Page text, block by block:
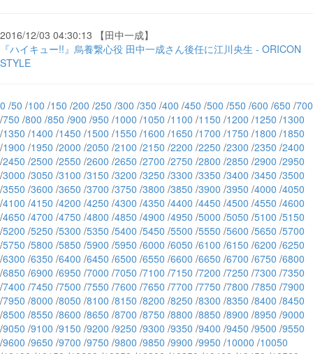
2016/12/03 04:30:13 【田中一成】
『ハイキュー!!』烏養繋心役 田中一成さん後任に江川央生 - ORICON
STYLE
0 /50 /100 /150 /200 /250 /300 /350 /400 /450 /500 /550 /600 /650 /700
/750 /800 /850 /900 /950 /1000 /1050 /1100 /1150 /1200 /1250 /1300
/1350 /1400 /1450 /1500 /1550 /1600 /1650 /1700 /1750 /1800 /1850
/1900 /1950 /2000 /2050 /2100 /2150 /2200 /2250 /2300 /2350 /2400
/2450 /2500 /2550 /2600 /2650 /2700 /2750 /2800 /2850 /2900 /2950
/3000 /3050 /3100 /3150 /3200 /3250 /3300 /3350 /3400 /3450 /3500
/3550 /3600 /3650 /3700 /3750 /3800 /3850 /3900 /3950 /4000 /4050
/4100 /4150 /4200 /4250 /4300 /4350 /4400 /4450 /4500 /4550 /4600
/4650 /4700 /4750 /4800 /4850 /4900 /4950 /5000 /5050 /5100 /5150
/5200 /5250 /5300 /5350 /5400 /5450 /5500 /5550 /5600 /5650 /5700
/5750 /5800 /5850 /5900 /5950 /6000 /6050 /6100 /6150 /6200 /6250
/6300 /6350 /6400 /6450 /6500 /6550 /6600 /6650 /6700 /6750 /6800
/6850 /6900 /6950 /7000 /7050 /7100 /7150 /7200 /7250 /7300 /7350
/7400 /7450 /7500 /7550 /7600 /7650 /7700 /7750 /7800 /7850 /7900
/7950 /8000 /8050 /8100 /8150 /8200 /8250 /8300 /8350 /8400 /8450
/8500 /8550 /8600 /8650 /8700 /8750 /8800 /8850 /8900 /8950 /9000
/9050 /9100 /9150 /9200 /9250 /9300 /9350 /9400 /9450 /9500 /9550
/9600 /9650 /9700 /9750 /9800 /9850 /9900 /9950 /10000 /10050